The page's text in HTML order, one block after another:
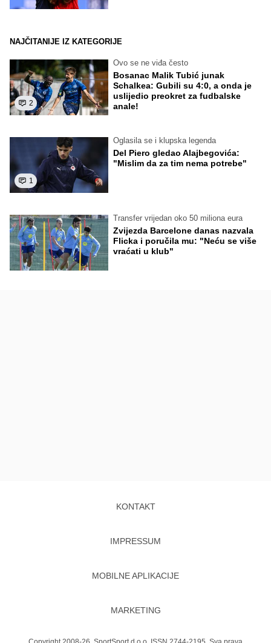
NAJČITANIJE IZ KATEGORIJE
2
Ovo se ne viđa često
Bosanac Malik Tubić junak
Schalkea: Gubili su 4:0, a onda je
uslijedio preokret za fudbalske
anale!
1
Oglasila se i klupska legenda
Del Piero gledao Alajbegovića:
"Mislim da za tim nema potrebe"
Transfer vrijedan oko 50 miliona eura
Zvijezda Barcelone danas nazvala
Flicka i poručila mu: "Neću se više
vraćati u klub"
KONTAKT
IMPRESSUM
MOBILNE APLIKACIJE
MARKETING